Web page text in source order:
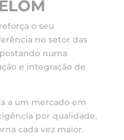
o seu
no setor das
numa
e integração de
a um mercado em
por qualidade,
cada vez maior.